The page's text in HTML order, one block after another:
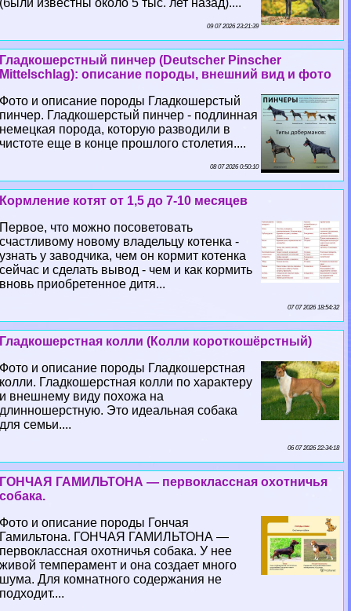
(были известны около 5 тыс. лет назад)....
09 07 2026 23:21:39
Гладкошерстный пинчер (Deutscher Pinscher
Mittelschlag): описание породы, внешний вид и фото
Фото и описание породы Гладкошерстый
пинчер. Гладкошерстый пинчер - подлинная
немецкая порода, которую разводили в
чистоте еще в конце прошлого столетия....
08 07 2026 0:50:10
Кормление котят от 1,5 до 7-10 месяцев
Первое, что можно посоветовать
счастливому новому владельцу котенка -
узнать у заводчика, чем он кормит котенка
сейчас и сделать вывод - чем и как кормить
вновь приобретенное дитя...
07 07 2026 18:54:32
Гладкошерстная колли (Колли короткошёрстный)
Фото и описание породы Гладкошерстная
колли. Гладкошерстная колли по хаpaктеру
и внешнему виду похожа на
длинношерстную. Это идеальная собака
для семьи....
06 07 2026 22:34:18
ГОНЧАЯ ГАМИЛЬТОНА — первоклассная охотничья
собака.
Фото и описание породы Гончая
Гамильтона. ГОНЧАЯ ГАМИЛЬТОНА —
первоклассная охотничья собака. У нее
живой темперамент и она создает много
шума. Для комнатного содержания не
подходит....